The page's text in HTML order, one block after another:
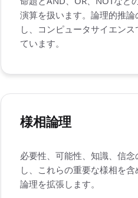
演算を扱います。論理的推
し、コンピュータサイエン
ています。
様相論理
必要性、可能性、知識、信
し、これらの重要な様相を
論理を拡張します。